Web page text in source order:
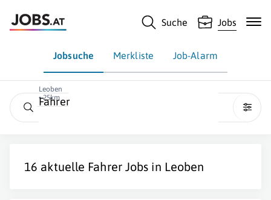
Suche Jobs
Jobsuche Merkliste Job-Alarm
Leoben
• 25km
Fahrer
16 aktuelle FahrerJobs in Leoben